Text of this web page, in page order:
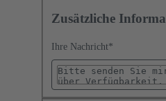
Zusätzliche
Ihre Nachricht*